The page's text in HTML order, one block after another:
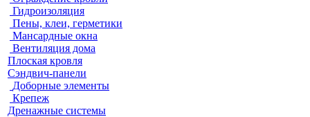
Гидроизоляция
Пены, клеи, герметики
Мансардные окна
Вентиляция дома
Плоская кровля
Сэндвич-панели
Доборные элементы
Крепеж
Дренажные системы